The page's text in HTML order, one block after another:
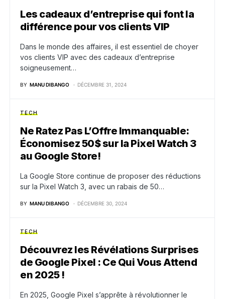
Les cadeaux d’entreprise qui font la
différence pour vos clients VIP
Dans le monde des affaires, il est essentiel de choyer
vos clients VIP avec des cadeaux d’entreprise
soigneusement…
BY MANU DIBANGO DÉCEMBRE 31, 2024
TECH
Ne Ratez Pas L’Offre Immanquable:
Économisez 50$ sur la Pixel Watch 3
au Google Store!
La Google Store continue de proposer des réductions
sur la Pixel Watch 3, avec un rabais de 50…
BY MANU DIBANGO DÉCEMBRE 30, 2024
TECH
Découvrez les Révélations Surprises
de Google Pixel : Ce Qui Vous Attend
en 2025 !
En 2025, Google Pixel s’apprête à révolutionner le